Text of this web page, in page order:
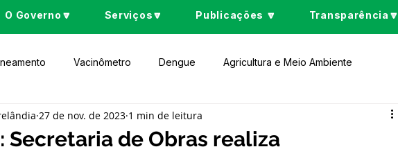
O Governo🔽 Serviços🔽 Publicações 🔽 Transparência🔽
Vacinômetro Dengue Agricultura e Meio Ambiente
Cultura e Lazer Educação Assistência Social
Secretaria de Obras realiza
27 de nov. de 2023 1 min de leitura